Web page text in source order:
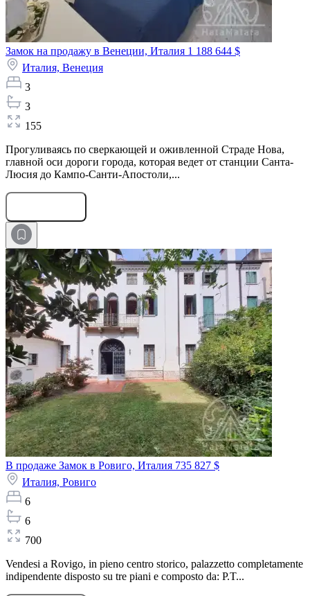
Замок на продажу в Венеции, Италия 1 188 644 $
Италия, Венеция
3
3
155
Прогуливаясь по сверкающей и оживленной Страде Нова,
главной оси дороги города, которая ведет от станции Санта-
Люсия до Кампо-Санти-Апостоли,...
В продаже Замок в Ровиго, Италия 735 827 $
Италия, Ровиго
6
6
700
Vendesi a Rovigo, in pieno centro storico, palazzetto completamente
indipendente disposto su tre piani e composto da: P.T...